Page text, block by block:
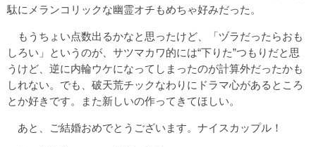
駄にメランコリックな幽霊オチもめちゃ好みだった。
もうちょい点数出るかなと思ったけど、「ヅラだったらおも
しろい」というのが、サツマカワ的には“下りた”つもりだと思
うけど、逆に内輪ウケになってしまったのが計算外だったかも
しれない。でも、破天荒チックなわりにドラマ心があるところ
とか好きです。また新しいの作ってきてほしい。
あと、ご結婚おめでとうございます。ナイスカップル！